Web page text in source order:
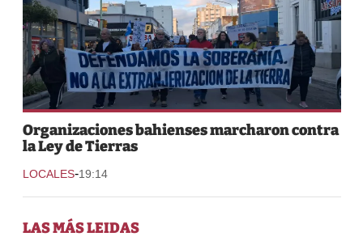
Organizaciones bahienses marcharon contra
la Ley de Tierras
LOCALES-19:14
LAS MÁS LEIDAS